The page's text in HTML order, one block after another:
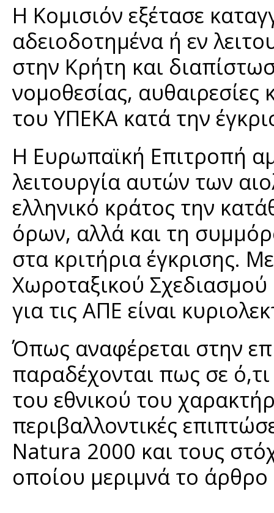
Η Κομισιόν εξέτασε
αδειοδοτημένα ή εν
στην Κρήτη και
νομοθεσίας, αυθαιρεσίες
του ΥΠΕΚΑ κατά την
Η Ευρωπαϊκή Επιτροπή
λειτουργία αυτών των
ελληνικό κράτος την
όρων, αλλά και τη
στα κριτήρια έγκρισης.
Χωροταξικού
για τις ΑΠΕ είναι
Όπως αναφέρεται στην
παραδέχονται πως σε
του εθνικού του
περιβαλλοντικές
Natura 2000 και τους
οποίου μεριμνά το